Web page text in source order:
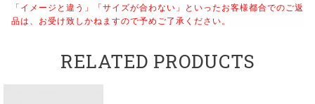
「イメージと違う」「サイズが合わない」といったお客様都合でのご返
品は、お受け致しかねますので予めご了承ください。
RELATED PRODUCTS